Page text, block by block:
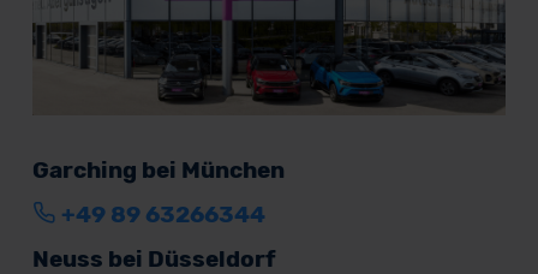
Garching bei München
+49 89 63266344
Neuss bei Düsseldorf